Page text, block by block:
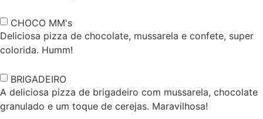
CHOCO MM's
Deliciosa pizza de chocolate, mussarela e confete, super
colorida. Humm!
BRIGADEIRO
A deliciosa pizza de brigadeiro com mussarela, chocolate
granulado e um toque de cerejas. Maravilhosa!